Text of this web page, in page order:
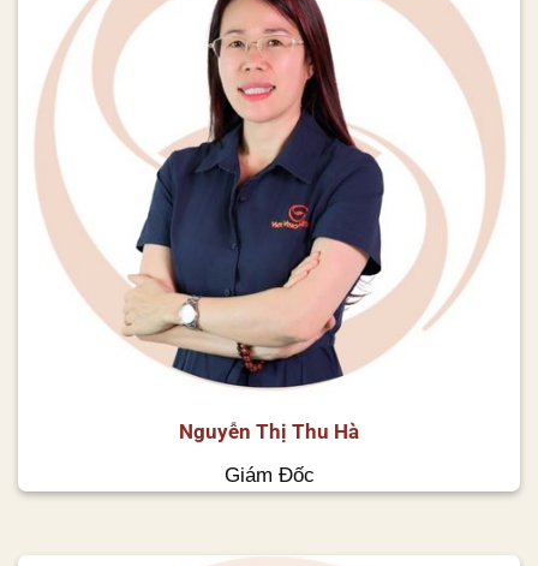
Nguyễn Thị Thu Hà
Giám Đốc